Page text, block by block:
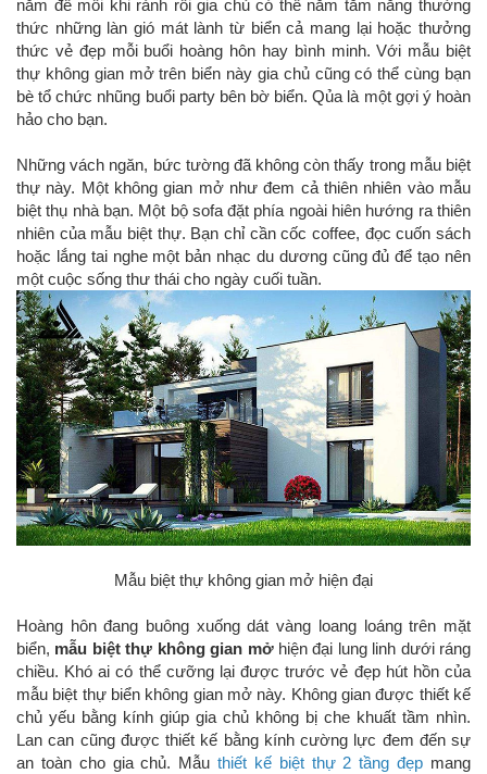
nằm để mỗi khi rảnh rỗi gia chủ có thể nằm tắm nắng thưởng
thức những làn gió mát lành từ biển cả mang lại hoặc thưởng
thức vẻ đẹp mỗi buổi hoàng hôn hay bình minh. Với mẫu biệt
thự không gian mở trên biển này gia chủ cũng có thể cùng bạn
bè tổ chức nhũng buổi party bên bờ biển. Qủa là một gợi ý hoàn
hảo cho bạn.
Những vách ngăn, bức tường đã không còn thấy trong mẫu biệt
thự này. Một không gian mở như đem cả thiên nhiên vào mẫu
biệt thụ nhà bạn. Một bộ sofa đặt phía ngoài hiên hướng ra thiên
nhiên của mẫu biệt thự. Bạn chỉ cần cốc coffee, đọc cuốn sách
hoặc lắng tai nghe một bản nhạc du dương cũng đủ để tạo nên
một cuộc sống thư thái cho ngày cuối tuần.
Mẫu biệt thự không gian mở hiện đại
Hoàng hôn đang buông xuống dát vàng loang loáng trên mặt
biển, mẫu biệt thự không gian mởhiện đại lung linh dưới ráng
chiều. Khó ai có thể cưỡng lại được trước vẻ đẹp hút hồn của
mẫu biệt thự biển không gian mở này. Không gian được thiết kế
chủ yếu bằng kính giúp gia chủ không bị che khuất tầm nhìn.
Lan can cũng được thiết kế bằng kính cường lực đem đến sự
an toàn cho gia chủ. Mẫuthiết kế biệt thự 2 tầng đẹp mang